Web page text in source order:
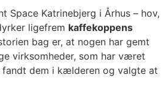
Space Katrinebjerg i Århus – hov,
ligefrem kaffekoppens
bag er, at nogen har gemt
virksomheder, som har været
dem i kælderen og valgte at